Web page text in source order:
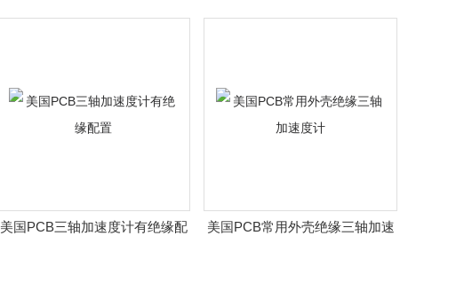
美国PCB三轴加速度计有绝缘配
美国PCB常用外壳绝缘三轴加速